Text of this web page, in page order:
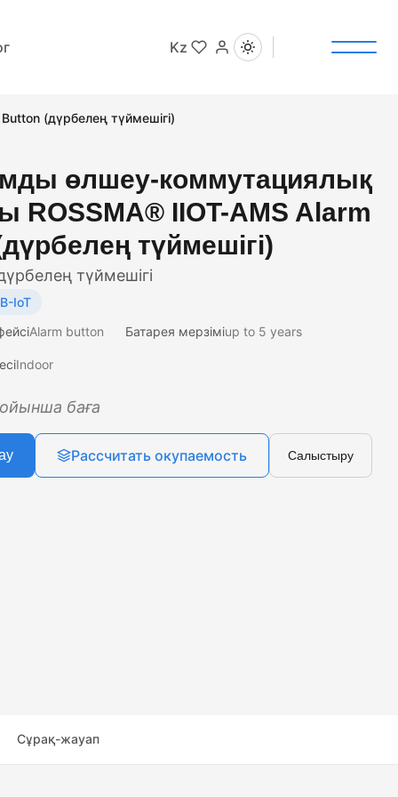
Kz
(дүрбелең түймешігі)
өлшеу-коммутациялық
ROSSMA® IIOT-AMS Alarm
түймешігі)
түймешігі
IoT
Alarm button Батарея мерзіміup to 5 years
Indoor
баға
Рассчитать окупаемость Салыстыру
Сұрақ-жауап